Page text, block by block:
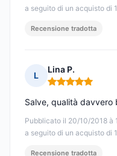
a seguito di un acquisto di
Recensione tradotta
L
Lina P.
Nota: 5 su 5
Pubblicato il 20/10/2018 à
a seguito di un acquisto di
Salve, qualità davvero
Recensione tradotta